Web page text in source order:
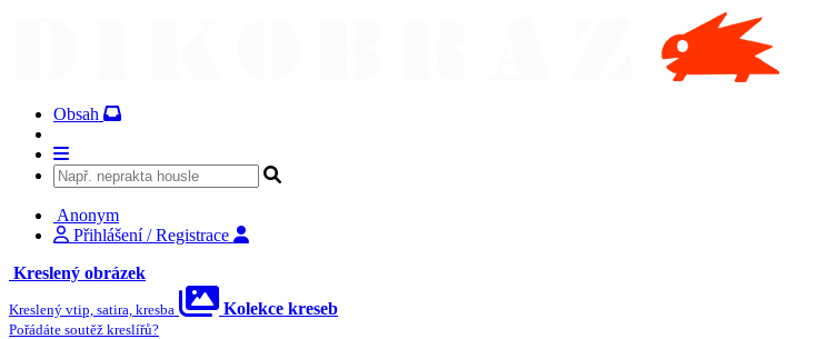
Obsah
Anonym
Přihlášení / Registrace
Kreslený obrázek
Kreslený vtip, satira, kresba Kolekce kreseb
Pořádáte soutěž kreslířů?